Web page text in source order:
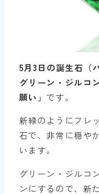
5月3日の誕生石（
グリーン・ジルコ
願い」 です。
新緑のようにフレ
石で、非常に穏や
います。
グリーン・ジルコ
ンにするので、新